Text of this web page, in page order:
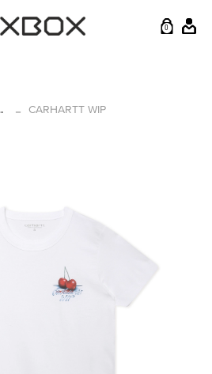
0
CARHARTT WIP